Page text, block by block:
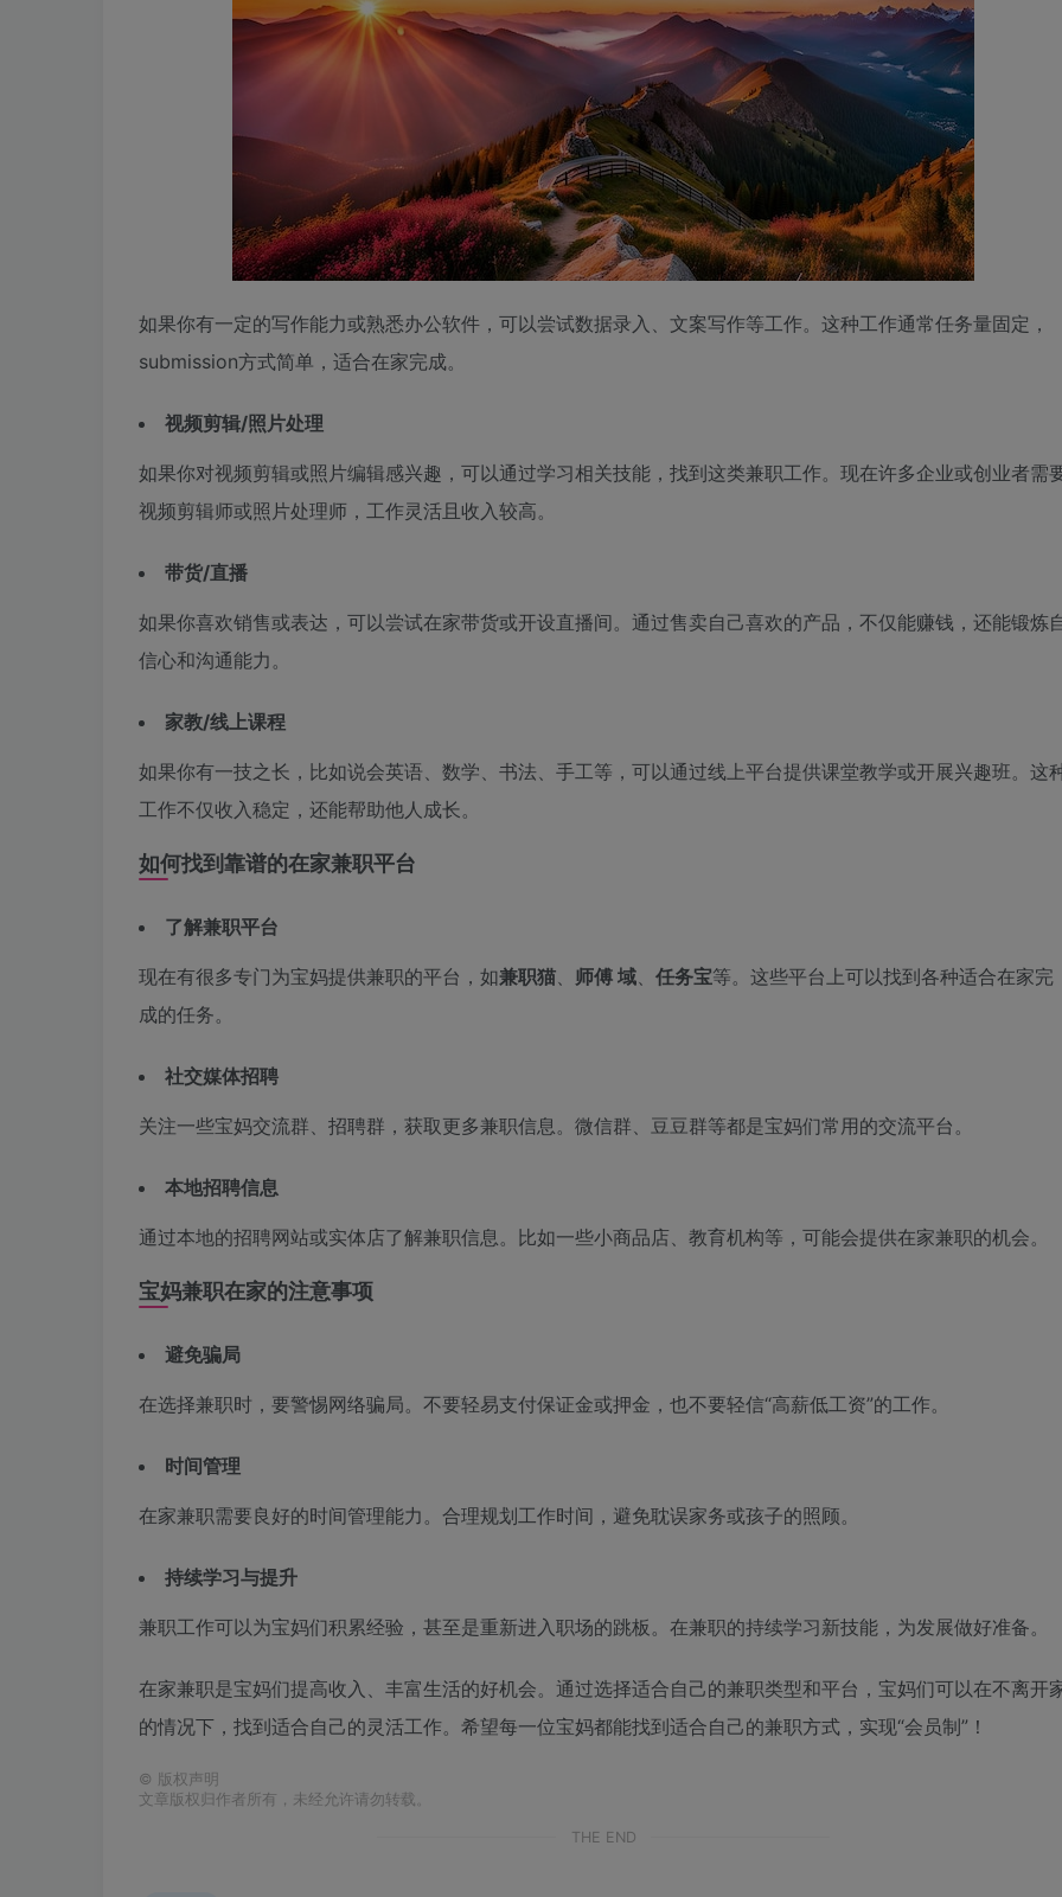
如果你有一定的写作能力或熟悉办公软件，可以尝试数据录入、文案写作等工作。这种工作通常任务量固定，
submission方式简单，适合在家完成。
视频剪辑/照片处理
如果你对视频剪辑或照片编辑感兴趣，可以通过学习相关技能，找到这类兼职工作。现在许多企业或创业者需
视频剪辑师或照片处理师，工作灵活且收入较高。
带货/直播
如果你喜欢销售或表达，可以尝试在家带货或开设直播间。通过售卖自己喜欢的产品，不仅能赚钱，还能锻炼
信心和沟通能力。
家教/线上课程
如果你有一技之长，比如说会英语、数学、书法、手工等，可以通过线上平台提供课堂教学或开展兴趣班。这
工作不仅收入稳定，还能帮助他人成长。
如何找到靠谱的在家兼职平台
了解兼职平台
现在有很多专门为宝妈提供兼职的平台，如兼职猫、 师傅 域、 任务宝等。这些平台上可以找到各种适合在家完
成的任务。
社交媒体招聘
关注一些宝妈交流群、招聘群，获取更多兼职信息。微信群、豆豆群等都是宝妈们常用的交流平台。
本地招聘信息
通过本地的招聘网站或实体店了解兼职信息。比如一些小商品店、教育机构等，可能会提供在家兼职的机会。
宝妈兼职在家的注意事项
避免骗局
在选择兼职时，要警惕网络骗局。不要轻易支付保证金或押金，也不要轻信“高薪低工资”的工作。
时间管理
在家兼职需要良好的时间管理能力。合理规划工作时间，避免耽误家务或孩子的照顾。
持续学习与提升
兼职工作可以为宝妈们积累经验，甚至是重新进入职场的跳板。在兼职的持续学习新技能，为发展做好准备。
在家兼职是宝妈们提高收入、丰富生活的好机会。通过选择适合自己的兼职类型和平台，宝妈们可以在不离开
的情况下，找到适合自己的灵活工作。希望每一位宝妈都能找到适合自己的兼职方式，实现“会员制”！
© 版权声明
文章版权归作者所有，未经允许请勿转载。
THE END